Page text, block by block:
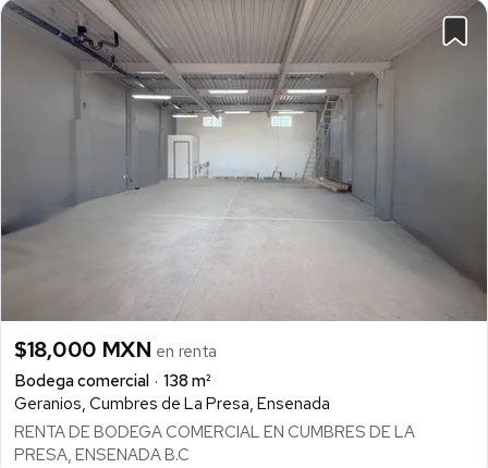
$18,000 MXN en renta
Bodega comercial
138 m²
Geranios, Cumbres de La Presa, Ensenada
RENTA DE BODEGA COMERCIAL EN CUMBRES DE LA
PRESA, ENSENADA B.C